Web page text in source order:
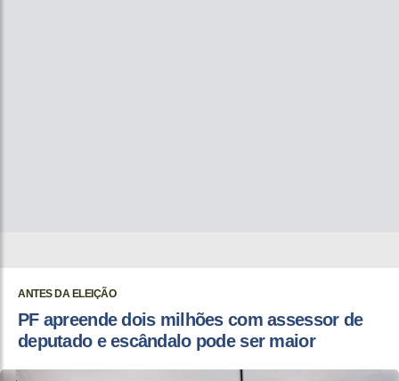
ANTES DA ELEIÇÃO
PF apreende dois milhões com assessor de
deputado e escândalo pode ser maior